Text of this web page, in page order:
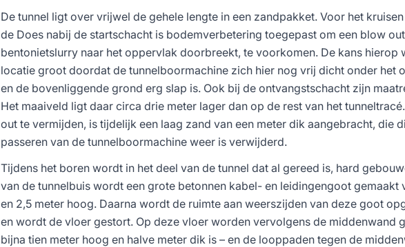
De tunnel ligt over vrijwel de gehele lengte in een zandpakket. Voor het
de Does nabij de startschacht is bodemverbetering toegepast om een blow
bentonietslurry naar het oppervlak doorbreekt, te voorkomen. De kans hierop
locatie groot doordat de tunnelboormachine zich hier nog vrij dicht onder het
en de bovenliggende grond erg slap is. Ook bij de ontvangstschacht zijn
Het maaiveld ligt daar circa drie meter lager dan op de rest van het
out te vermijden, is tijdelijk een laag zand van een meter dik aangebracht, die
passeren van de tunnelboormachine weer is verwijderd.
Tijdens het boren wordt in het deel van de tunnel dat al gereed is, hard
van de tunnelbuis wordt een grote betonnen kabel- en leidingengoot gemaakt
en 2,5 meter hoog. Daarna wordt de ruimte aan weerszijden van deze goot
en wordt de vloer gestort. Op deze vloer worden vervolgens de middenwand
bijna tien meter hoog en halve meter dik is – en de looppaden tegen de